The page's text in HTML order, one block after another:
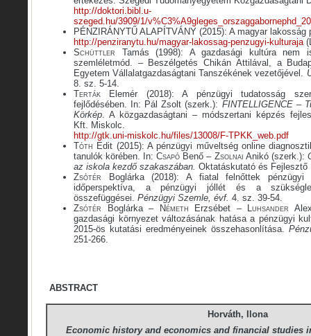
http://doktori.bibl.u-
szeged.hu/3909/1/
PÉNZIRÁNYTŰ ALAPÍTVÁNY (2015): A magyar lakosság
http://penziranytu.hu/magyar-lakossag-penzugyi-kulturaja
Schüttler Tamás (1998): A gazdasági kultúra nem
szemléletmód. – Beszélgetés Chikán Attilával, a
Egyetem Vállalatgazdaságtani Tanszékének vezetőjével.
8. sz. 5-14.
Terták Elemér (2018): A pénzügyi tudatosság
fejlődésében. In: Pál Zsolt (szerk.): FINTELLIGENCE –
Körkép. A közgazdaságtani – módszertani képzés
Kft. Miskolc.
http://gtk.uni-miskolc.hu/files/13008/F-TPKK_web.pdf
Tóth Edit (2015): A pénzügyi műveltség online
tanulók körében. In:Csapó Benő – Zsolnai Anikó (szerk.):
az iskola kezdő szakaszában. Oktatáskutató és Fejlesztő
Zsótér Boglárka (2018): A fiatal felnőttek pénzügyi
időperspektíva, a pénzügyi jóllét és a
összefüggései. Pénzügyi Szemle, évf. 4. sz. 39-54.
Zsótér Boglárka – Németh Erzsébet – Luhsander
gazdasági környezet változásának hatása a pénzügyi
2015-ös kutatási eredményeinek összehasonlítása.
251-266.
ABSTRACT
Horváth, Ilona
Economic history and economics and financial studies